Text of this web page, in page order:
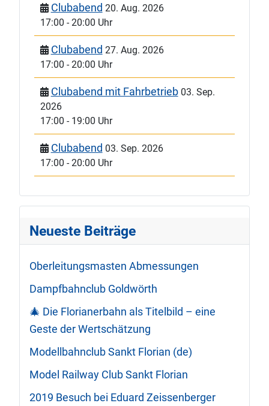
Clubabend 20. Aug. 2026
17:00 -20:00 Uhr
Clubabend 27. Aug. 2026
17:00 -20:00 Uhr
Clubabend mit Fahrbetrieb 03. Sep.
2026
17:00 - 19:00 Uhr
Clubabend 03. Sep. 2026
17:00 -20:00 Uhr
Neueste Beiträge
Oberleitungsmasten Abmessungen
Dampfbahnclub Goldwörth
🎄 Die Florianerbahn als Titelbild – eine
Geste der Wertschätzung
Modellbahnclub Sankt Florian (de)
Model Railway Club Sankt Florian
2019 Besuch bei Eduard Zeissenberger